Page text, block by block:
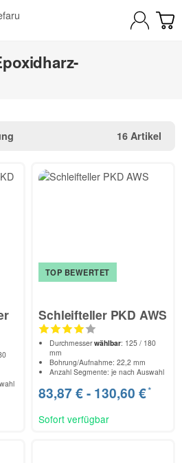
16 Artikel
TOP BEWERTET
Schleifteller PKD AWS
Durchmesserwählbar: 125 / 180
mm
Bohrung/Aufnahme: 22,2 mm
Anzahl Segmente: je nach Auswahl
83,87 € - 130,60 €*
Sofort verfügbar